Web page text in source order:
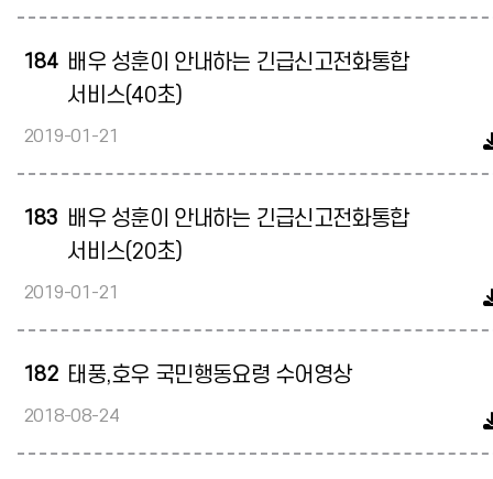
184 배우 성훈이 안내하는 긴급신고전화통합
서비스(40초)
2019-01-21
183 배우 성훈이 안내하는 긴급신고전화통합
서비스(20초)
2019-01-21
182 태풍,호우 국민행동요령 수어영상
2018-08-24